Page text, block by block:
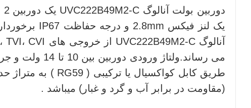
(مقاومت در برابر آب و گرد و غبار) میباشد .